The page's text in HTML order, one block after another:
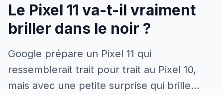
Le Pixel 11 va-t-il vraiment
briller dans le noir ?
Google prépare un Pixel 11 qui
ressemblerait trait pour trait au Pixel 10,
mais avec une petite surprise qui brille...